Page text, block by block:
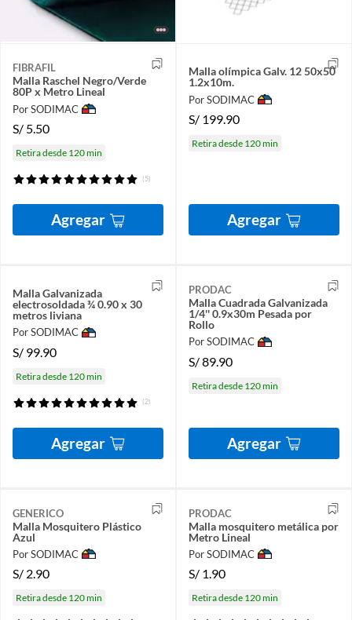
FIBRAFIL
Malla Raschel Negro/Verde
80P x Metro Lineal
Por SODIMAC
S/ 5.50
Retira desde 120 min
(5)
Agregar
Malla olímpica Galv. 12 50x50
1.2x10m.
Por SODIMAC
S/ 199.90
Retira desde 120 min
Agregar
Malla Galvanizada
electrosoldada ¾ 0.90 x 30
metros liviana
Por SODIMAC
S/ 99.90
Retira desde 120 min
(2)
Agregar
PRODAC
Malla Cuadrada Galvanizada
1/4'' 0.9x30m Pesada por
Rollo
Por SODIMAC
S/89.90
Retira desde 120 min
Agregar
GENERICO
Malla Mosquitero Plástico
Azul
Por SODIMAC
S/ 2.90
Retira desde 120 min
PRODAC
Malla mosquitero metálica por
Metro Lineal
Por SODIMAC
S/ 1.90
Retira desde 120 min